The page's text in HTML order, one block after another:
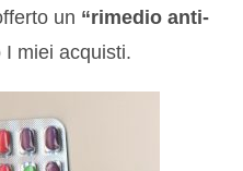
un “rimedio anti-
miei acquisti.